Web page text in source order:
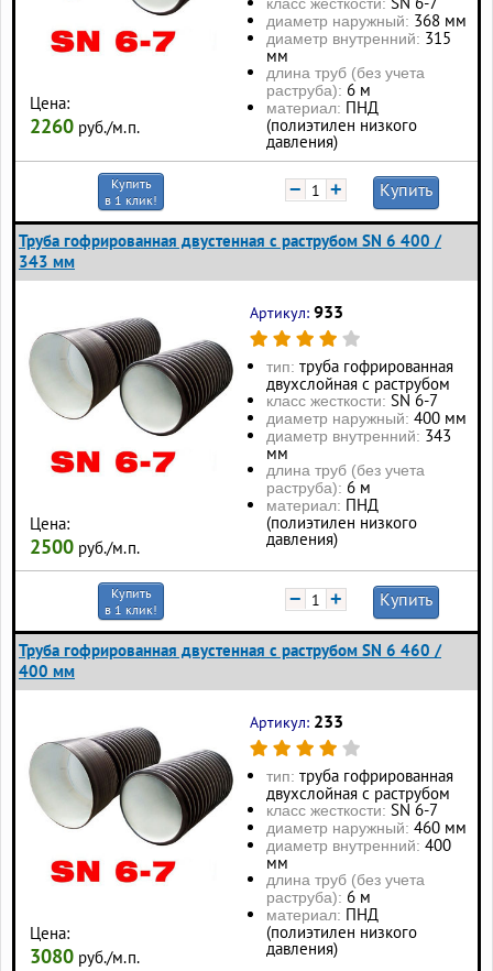
Цена:
2260 руб./м.п.
диаметр наружный: 368 мм
диаметр внутренний: 315
мм
длина труб (без учета
раструба): 6 м
материал: ПНД
(полиэтилен низкого
давления)
Купить
в 1 клик!
− + Купить
Труба гофрированная двустенная с раструбом SN 6 400 /
343 мм
Цена:
2500 руб./м.п.
Артикул: 933
тип: труба гофрированная
двухслойная с раструбом
класс жесткости: SN 6-7
диаметр наружный: 400 мм
диаметр внутренний: 343
мм
длина труб (без учета
раструба): 6 м
материал: ПНД
(полиэтилен низкого
давления)
Купить
в 1 клик!
− + Купить
Труба гофрированная двустенная с раструбом SN 6 460 /
400 мм
Цена:
3080 руб./м.п.
Артикул: 233
тип: труба гофрированная
двухслойная с раструбом
класс жесткости: SN 6-7
диаметр наружный: 460 мм
диаметр внутренний: 400
мм
длина труб (без учета
раструба): 6 м
материал: ПНД
(полиэтилен низкого
давления)